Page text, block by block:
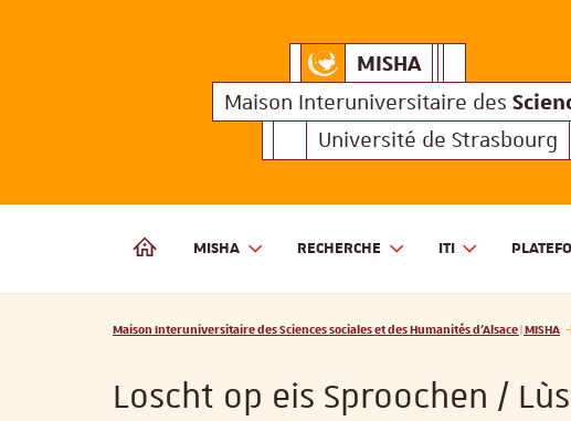
MISHAMaison
Maison Interuniversitaire des
Université de Strasbourg
MAISON INTERUNIVERSITAIRE DES SCIENCES SOCIALES ET DES
MISHA RECHERCHE ITI
Maison Interuniversitaire des
Vous êtes ici :
Maison Interuniversitaire des Sciences sociales et des Humanités d'Alsace | MISHA
Loscht op eis Sproochen /